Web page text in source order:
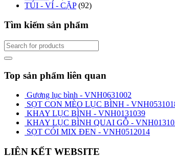
TÚI - VÍ - CẶP (92)
Tìm kiếm sản phẩm
Top sản phẩm liên quan
Gương lục bình - VNH0631002
SỌT CON MÈO LỤC BÌNH -
KHAY LỤC BÌNH - VNH0131039
KHAY LỤC BÌNH QUAI GỖ -
SỌT CÓI MIX ĐEN - VNH0512014
LIÊN KẾT WEBSITE